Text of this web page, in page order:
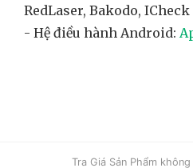
RedLaser, Bakodo,
- Hệ điều hành Android:
Tra Giá Sản Phẩm